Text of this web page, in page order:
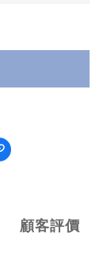
顧客評價